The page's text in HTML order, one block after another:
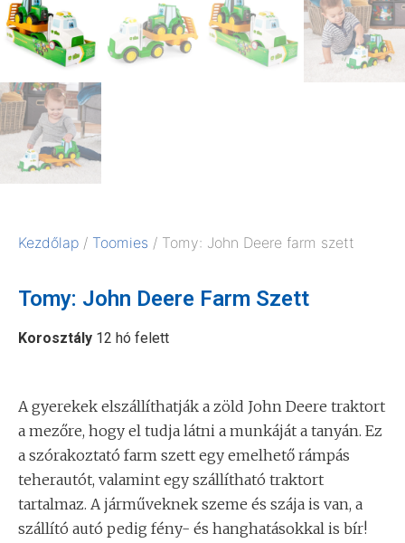
Kezdőlap / Toomies / Tomy: John Deere farm szett
Tomy: John Deere Farm Szett
Korosztály 12 hó felett
A gyerekek elszállíthatják a zöld John Deere traktort
a mezőre, hogy el tudja látni a munkáját a tanyán. Ez
a szórakoztató farm szett egy emelhető rámpás
teherautót, valamint egy szállítható traktort
tartalmaz. A járműveknek szeme és szája is van, a
szállító autó pedig fény- és hanghatásokkal is bír!